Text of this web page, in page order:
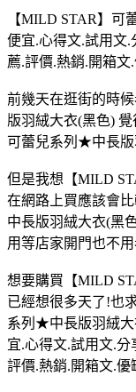
【MILD STAR】
便宜.心得文.試用文
薦.評價.熱銷.開箱文
前幾天在逛街的時
版羽絨大衣(黑色)
可蕾兒系列★中長版
但是我想【MILD
在網路上買應該會
中長版羽絨大衣(黑
用等店家開門也不
想要購買【MILD
已經想很多天了!也
系列★中長版羽絨大
宜.心得文.試用文.
評價.熱銷.開箱文.優